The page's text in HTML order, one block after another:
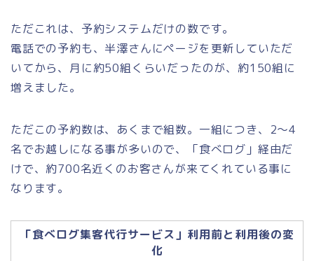
ただこれは、予約システムだけの数です。
電話での予約も、半澤さんにページを更新していただ
いてから、月に約50組くらいだったのが、約150組に
増えました。
ただこの予約数は、あくまで組数。一組につき、2～4
名でお越しになる事が多いので、「食べログ」経由だ
けで、約700名近くのお客さんが来てくれている事に
なります。
「食べログ集客代行サービス」利用前と利用後の変
化